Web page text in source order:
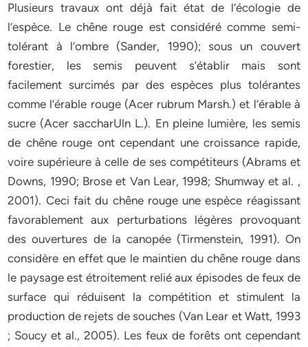
Plusieurs travaux ont déjà fait état de l’écologie de
l’espèce. Le chêne rouge est considéré comme semi-
tolérant à l’ombre (Sander, 1990); sous un couvert
forestier, les semis peuvent s’établir mais sont
facilement surcimés par des espèces plus tolérantes
comme l’érable rouge (Acer rubrum Marsh.) et l’érable à
sucre (Acer saccharUln L.). En pleine lumière, les semis
de chêne rouge ont cependant une croissance rapide,
voire supérieure à celle de ses compétiteurs (Abrams et
Downs, 1990; Brose et Van Lear, 1998; Shumway et al. ,
2001). Ceci fait du chêne rouge une espèce réagissant
favorablement aux perturbations légères provoquant
des ouvertures de la canopée (Tirmenstein, 1991). On
considère en effet que le maintien du chêne rouge dans
le paysage est étroitement relié aux épisodes de feux de
surface qui réduisent la compétition et stimulent la
production de rejets de souches (Van Lear et Watt, 1993
; Soucy et al., 2005). Les feux de forêts ont cependant